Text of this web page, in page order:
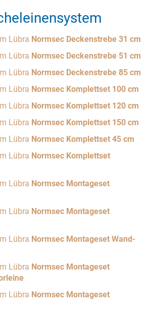
Lübra Normsec Deckenstrebe 31 cm
Lübra Normsec Deckenstrebe 51 cm
Lübra Normsec Deckenstrebe 85 cm
Lübra Normsec Komplettset 100 cm
Lübra Normsec Komplettset 120 cm
Lübra Normsec Komplettset 150 cm
Lübra Normsec Komplettset 45 cm
Lübra Normsec Komplettset
Lübra Normsec Montageset
Lübra Normsec Montageset
Lübra Normsec Montageset Wand-
Lübra Normsec Montageset
Lübra Normsec Montageset